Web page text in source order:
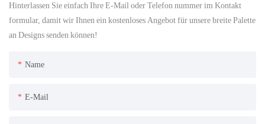
Hinterlassen Sie einfach Ihre E-Mail oder Telefon nummer im Kontakt
formular, damit wir Ihnen ein kostenloses Angebot für unsere breite Palette
an Designs senden können!
Name
E-Mail